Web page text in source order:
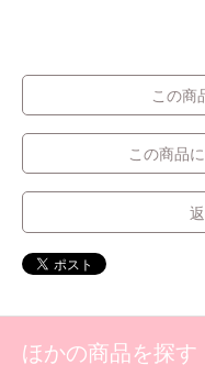
この商
この商品
ほかの商品を探す